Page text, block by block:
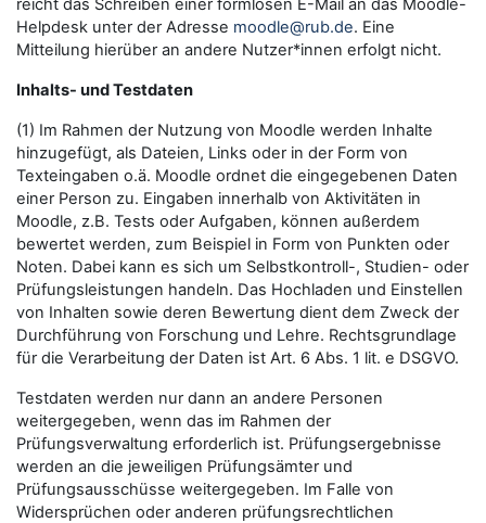
reicht das Schreiben einer formlosen E-Mail an das Moodle-
Helpdesk unter der Adresse moodle@rub.de. Eine
Mitteilung hierüber an andere Nutzer*innen erfolgt nicht.
Inhalts- und Testdaten
(1) Im Rahmen der Nutzung von Moodle werden Inhalte
hinzugefügt, als Dateien, Links oder in der Form von
Texteingaben o.ä. Moodle ordnet die eingegebenen Daten
einer Person zu. Eingaben innerhalb von Aktivitäten in
Moodle, z.B. Tests oder Aufgaben, können außerdem
bewertet werden, zum Beispiel in Form von Punkten oder
Noten. Dabei kann es sich um Selbstkontroll-, Studien- oder
Prüfungsleistungen handeln. Das Hochladen und Einstellen
von Inhalten sowie deren Bewertung dient dem Zweck der
Durchführung von Forschung und Lehre. Rechtsgrundlage
für die Verarbeitung der Daten ist Art. 6 Abs. 1 lit. e DSGVO.
Testdaten werden nur dann an andere Personen
weitergegeben, wenn das im Rahmen der
Prüfungsverwaltung erforderlich ist. Prüfungsergebnisse
werden an die jeweiligen Prüfungsämter und
Prüfungsausschüsse weitergegeben. Im Falle von
Widersprüchen oder anderen prüfungsrechtlichen